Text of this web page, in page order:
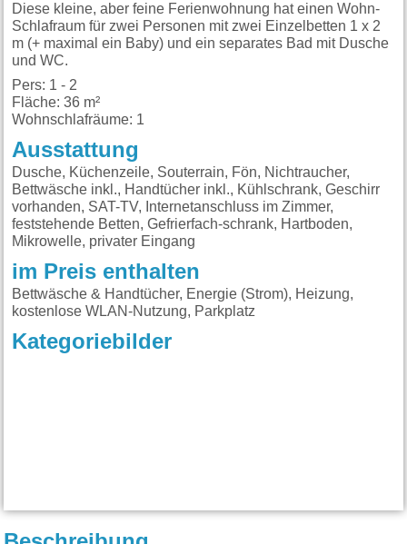
Diese kleine, aber feine Ferienwohnung hat einen Wohn-
Schlafraum für zwei Personen mit zwei Einzelbetten 1 x 2
m (+ maximal ein Baby) und ein separates Bad mit Dusche
und WC.
Pers: 1 - 2
Fläche: 36 m²
Wohnschlafräume: 1
Ausstattung
Dusche, Küchenzeile, Souterrain, Fön, Nichtraucher,
Bettwäsche inkl., Handtücher inkl., Kühlschrank, Geschirr
vorhanden, SAT-TV, Internetanschluss im Zimmer,
feststehende Betten, Gefrierfach-schrank, Hartboden,
Mikrowelle, privater Eingang
im Preis enthalten
Bettwäsche & Handtücher, Energie (Strom), Heizung,
kostenlose WLAN-Nutzung, Parkplatz
Kategoriebilder